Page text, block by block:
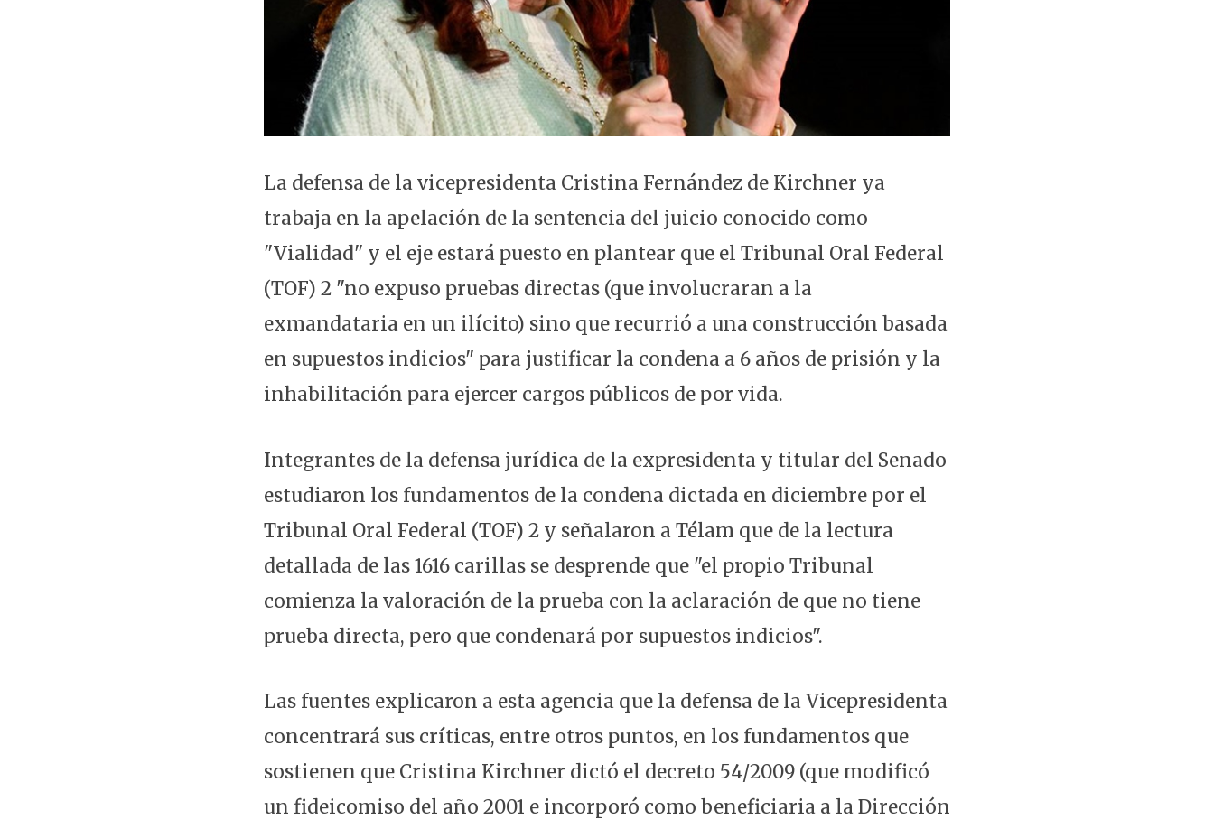
La defensa de la vicepresidenta Cristina Fernández de Kirchner ya
trabaja en la apelación de la sentencia del juicio conocido como
"Vialidad" y el eje estará puesto en plantear que el Tribunal Oral Federal
(TOF) 2 "no expuso pruebas directas (que involucraran a la
exmandataria en un ilícito) sino que recurrió a una construcción basada
en supuestos indicios" para justificar la condena a 6 años de prisión y la
inhabilitación para ejercer cargos públicos de por vida.
Integrantes de la defensa jurídica de la expresidenta y titular del Senado
estudiaron los fundamentos de la condena dictada en diciembre por el
Tribunal Oral Federal (TOF) 2 y señalaron a Télam que de la lectura
detallada de las 1616 carillas se desprende que "el propio Tribunal
comienza la valoración de la prueba con la aclaración de que no tiene
prueba directa, pero que condenará por supuestos indicios".
Las fuentes explicaron a esta agencia que la defensa de la Vicepresidenta
concentrará sus críticas, entre otros puntos, en los fundamentos que
sostienen que Cristina Kirchner dictó el decreto 54/2009 (que modificó
un fideicomiso del año 2001 e incorporó como beneficiaria a la Dirección